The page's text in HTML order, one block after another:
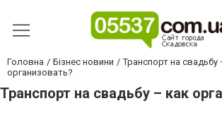
Головна Бізнес новини
Транспорт на свадьбу
организовать?
Транспорт на свадьбу – как